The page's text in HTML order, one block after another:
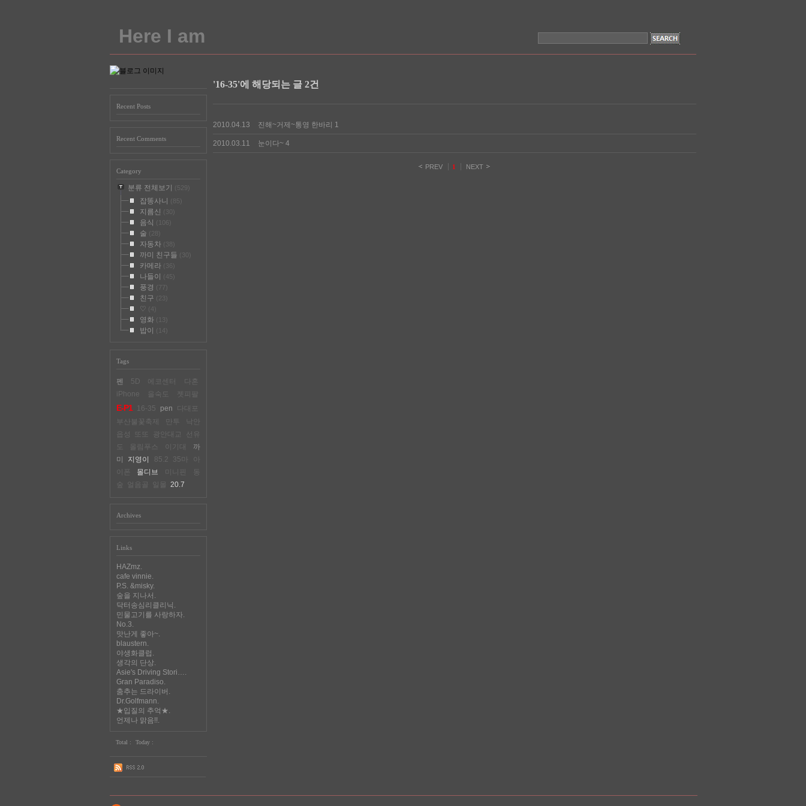
Here I am
Recent Posts
Recent Comments
Category
분류 전체보기 (529)
잡똥사니 (85)
지름신 (30)
음식 (106)
술 (28)
자동차(38)
까미 친구들 (30)
카메라(36)
나들이 (45)
풍경 (77)
친구 (23)
♡ (4)
영화(13)
밥이 (14)
Tags
펜 5D 에코센터
다혼
iPhone
을숙도 젯피팔
E-P1 16-35 pen
다대포
부산불꽃축제
만투
낙안
읍성
또또 광안대교
선유
올림푸스 이기대
까
미
지영이 85.2 35마
아
이폰
몰디브 미니핀
동
얼음골 일몰 20.7
Archives
Links
HAZmz.
cafe vinnie.
P.S. &misky.
숲을 지나서.
닥터송심리클리닉.
민물고기를 사랑하자.
No.3.
맛난게 좋아~.
blaustern.
야생화클럽.
생각의 단상.
Asie's Driving Stori….
Gran Paradiso.
춤추는 드라이버.
Dr.Golfmann.
★입질의 추억★.
언제나 맑음!!.
Total : Today :
'16-35'에 해당되는 글 2건
2010.04.13 진해~거제~통영 한바리 1
2010.03.11 눈이다~ 4
PREV 1 NEXT